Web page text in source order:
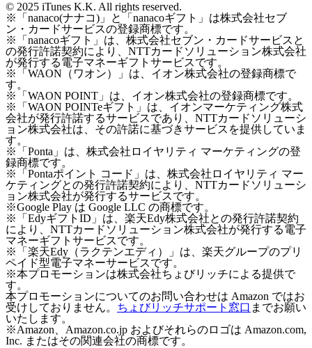
© 2025 iTunes K.K. All rights reserved.
※「nanaco(ナナコ)」と「nanacoギフト」は株式会社セブ
ン・カードサービスの登録商標です。
※「nanacoギフト」は、株式会社セブン・カードサービスと
の発行許諾契約により、NTTカードソリューション株式会社
が発行する電子マネーギフトサービスです。
※「WAON（ワオン）」は、イオン株式会社の登録商標で
す。
※「WAON POINT」は、イオン株式会社の登録商標です。
※「WAON POINTeギフト」は、イオンマーケティング株式
会社が発行許諾するサービスであり、NTTカードソリューシ
ョン株式会社は、その許諾に基づきサービスを提供していま
す。
※「Ponta」は、株式会社ロイヤリティ マーケティングの登
録商標です。
※「Pontaポイント コード」は、株式会社ロイヤリティ マー
ケティングとの発行許諾契約により、NTTカードソリューシ
ョン株式会社が発行するサービスです。
※Google Play は Google LLC の商標です。
※「EdyギフトID」は、楽天Edy株式会社との発行許諾契約
により、NTTカードソリューション株式会社が発行する電子
マネーギフトサービスです。
※「楽天Edy（ラクテンエディ）」は、楽天グループのプリ
ペイド型電子マネーサービスです。
※本プロモーションは株式会社ちょびリッチによる提供で
す。
本プロモーションについてのお問い合わせは Amazon ではお
受けしておりません。 ちょびリッチサポート窓口 までお願い
いたします。
※Amazon、Amazon.co.jp およびそれらのロゴは Amazon.com,
Inc. またはその関連会社の商標です。